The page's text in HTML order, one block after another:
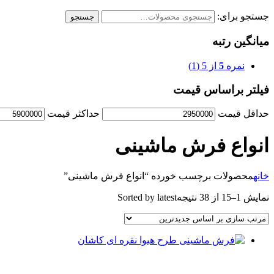
جستجو برای: جستجو
میانگین رتبه
نمره 5 از 5 (1)
فیلتر براساس قیمت
حداقل قیمت حداكثر قيمت
انواع فرش ماشینی
خانهمحصولات برچسب خورده “انواع فرش ماشینی”
نمایش 1–15 از 38 نتیجه Sorted by latest